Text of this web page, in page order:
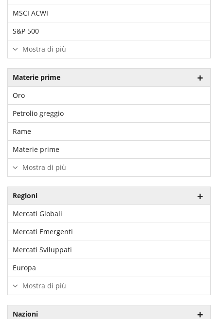
MSCI ACWI
S&P 500
Mostra di più
Materie prime
Oro
Petrolio greggio
Rame
Materie prime
Mostra di più
Regioni
Mercati Globali
Mercati Emergenti
Mercati Sviluppati
Europa
Mostra di più
Nazioni